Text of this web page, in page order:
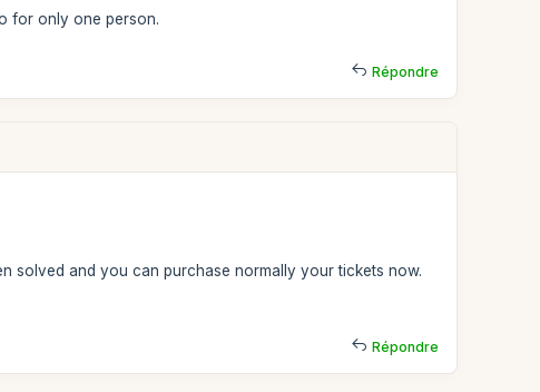
for only one person.
Répondre
solved and you can purchase normally your tickets now.
Répondre